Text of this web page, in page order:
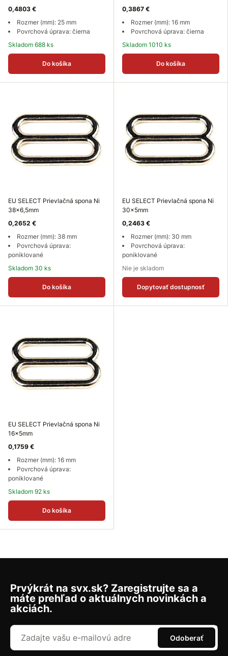
0,4803 €
Rozmer (mm): 25 mm
Povrchová úprava: čierna
Skladom 688 ks
Do košíka
0,3867 €
Rozmer (mm): 16 mm
Povrchová úprava: čierna
Skladom 1010 ks
Do košíka
EU SELECT Prievlačná spona Ni
38x6,5mm
0,2652 €
Rozmer (mm): 38 mm
Povrchová úprava:
poniklované
Skladom 30 ks
Do košíka
EU SELECT Prievlačná spona Ni
30x5mm
0,2463 €
Rozmer (mm): 30 mm
Povrchová úprava:
poniklované
Nie je skladom
Dopytovať dostupnosť
EU SELECT Prievlačná spona Ni
16x5mm
0,1759 €
Rozmer (mm): 16 mm
Povrchová úprava:
poniklované
Skladom 92 ks
Do košíka
Prvýkrát na svx.sk? Zaregistrujte sa a
máte prehľad o aktuálnych novinkách a
akciách.
Odoberať